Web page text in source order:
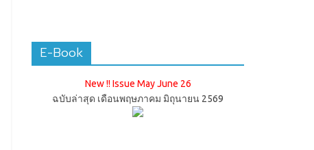
E-Book
New !! Issue May June 26
ฉบับล่าสุด เดือนพฤษภาคม มิถุนายน 2569